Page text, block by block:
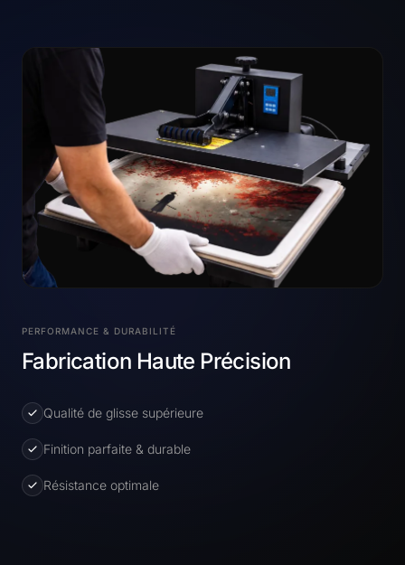
PERFORMANCE & DURABILITÉ
Fabrication Haute Précision
Qualité de glisse supérieure
Finition parfaite & durable
Résistance optimale